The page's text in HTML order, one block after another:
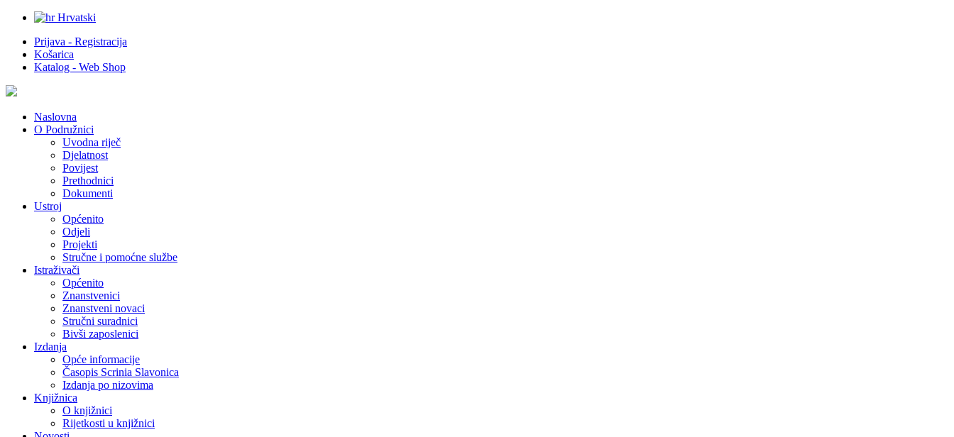
Hrvatski
Prijava - Registracija
Košarica
Katalog - Web Shop
Naslovna
O Podružnici
Uvodna riječ
Djelatnost
Povijest
Prethodnici
Dokumenti
Ustroj
Općenito
Odjeli
Projekti
Stručne i pomoćne službe
Istraživači
Općenito
Znanstvenici
Znanstveni novaci
Stručni suradnici
Bivši zaposlenici
Izdanja
Opće informacije
Časopis Scrinia Slavonica
Izdanja po nizovima
Knjižnica
O knjižnici
Rijetkosti u knjižnici